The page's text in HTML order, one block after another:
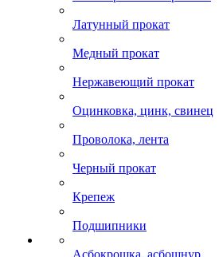
Латунный прокат
Медный прокат
Нержавеющий прокат
Оцинковка, цинк, свинец
Проволока, лента
Черный прокат
Крепеж
Подшипники
Асбокрошка, асбошнур,